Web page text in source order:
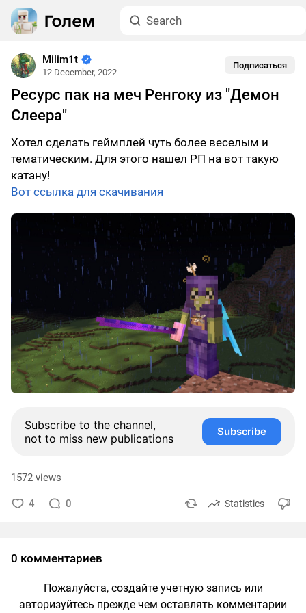
Milim1t
12 December, 2022
Подписаться
Ресурс пак на меч Ренгоку из "Демон
Слеера"
Хотел сделать геймплей чуть более веселым и
тематическим. Для этого нашел РП на вот такую
катану!
Вот ссылка для скачивания
Subscribe to the channel,
not to miss new publications
Subscribe
1572 views
4 0 Statistics
0 комментариев
Пожалуйста, создайте учетную запись или
авторизуйтесь прежде чем оставлять комментарии